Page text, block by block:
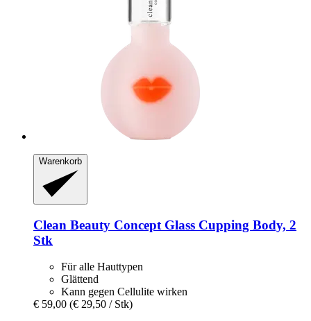
Warenkorb
Clean Beauty Concept Glass Cupping Body, 2
Stk
Für alle Hauttypen
Glättend
Kann gegen Cellulite wirken
€ 59,00 (€ 29,50 / Stk)